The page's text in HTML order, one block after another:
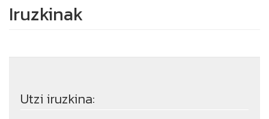
Iruzkinak
Utzi iruzkina: